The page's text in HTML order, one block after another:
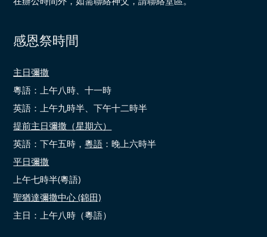
感恩祭時間
主日彌撒
粵語：上午八時、十一時
英語：上午九時半、下午十二時半
提前主日彌撒（星期六）
英語：下午五時，粵語 ：晚上六時半
平日彌撒
上午七時半(粵語)
聖猶達彌撒中心 (錦田)
主日：上午八時（粵語）